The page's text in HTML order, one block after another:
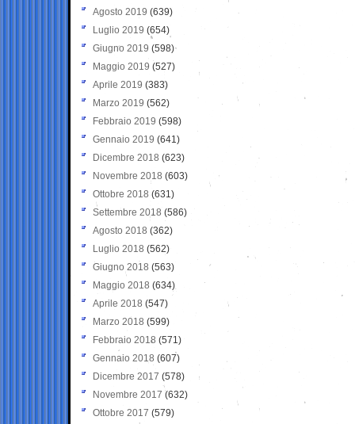
Agosto 2019 (639)
Luglio 2019 (654)
Giugno 2019 (598)
Maggio 2019 (527)
Aprile 2019 (383)
Marzo 2019 (562)
Febbraio 2019 (598)
Gennaio 2019 (641)
Dicembre 2018 (623)
Novembre 2018 (603)
Ottobre 2018 (631)
Settembre 2018 (586)
Agosto 2018 (362)
Luglio 2018 (562)
Giugno 2018 (563)
Maggio 2018 (634)
Aprile 2018 (547)
Marzo 2018 (599)
Febbraio 2018 (571)
Gennaio 2018 (607)
Dicembre 2017 (578)
Novembre 2017 (632)
Ottobre 2017 (579)